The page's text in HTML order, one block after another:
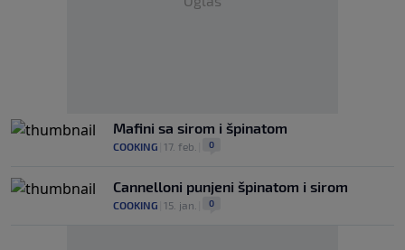
Mafini sa sirom i špinatom
COOKING 17. feb. 0
Cannelloni punjeni špinatom i sirom
COOKING 15. jan. 0